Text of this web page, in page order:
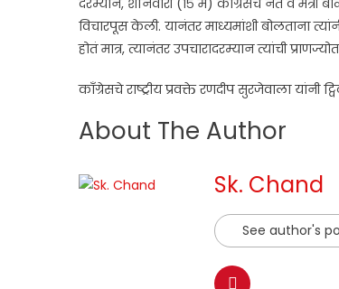
विचारपूस केली. यानंतर माध्यमांशी बोलताना
होतं मात्र, त्यानंतर उपचारादरम्यान त्यांची
काँग्रेसचे राष्ट्रीय प्रवक्ते रणदीप सुरजेवाला यांनी
About The Author
Sk. Chand
See author's